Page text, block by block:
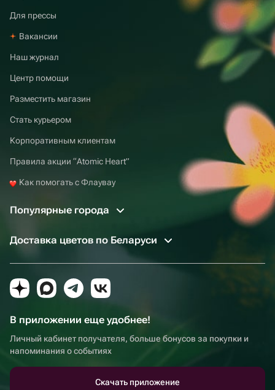
Для прессы
Вакансии
Наш журнал
Центр помощи
Разместить магазин
Стать курьером
Корпоративным клиентам
Правила акции “Atomic Heart”
Как помогать с Флаувау
Популярные города
Доставка цветов по Беларуси
В приложении еще удобнее!
Личный кабинет получателя, больше бонусов за покупки и
напоминания о событиях
Скачать приложение